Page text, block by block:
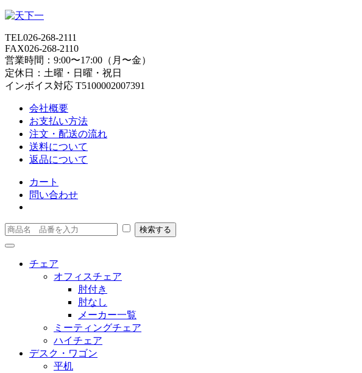
TEL026-268-2111
FAX026-268-2110
営業時間：9:00〜17:00（月〜金）
定休日：土曜・日曜・祝日
インボイス対応 T5100002007391
会社概要
お支払い方法
注文・配送の流れ
送料について
返品について
カート
問い合わせ
チェア
オフィスチェア
肘付き
肘なし
メーカー一覧
ミーティングチェア
ハイチェア
デスク・ワゴン
平机